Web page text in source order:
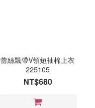
蕾絲飄帶V領短袖棉上衣
225105
NT$680